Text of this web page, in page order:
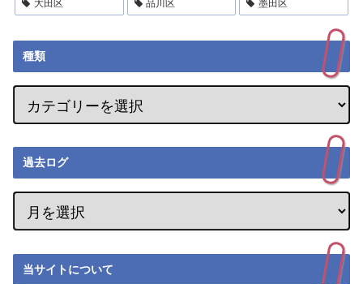
大田区 品川区 墨田区
種類
過去ログ
当サイトについて